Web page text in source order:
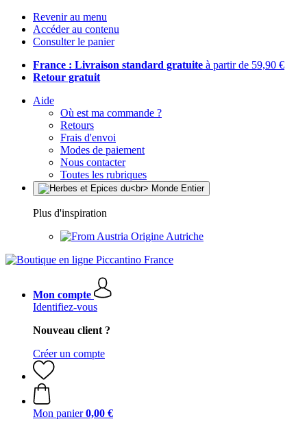
Revenir au menu
Accéder au contenu
Consulter le panier
France : Livraison standard gratuite à partir de 59,90 €
Retour gratuit
Aide
Où est ma commande ?
Retours
Frais d'envoi
Modes de paiement
Nous contacter
Toutes les rubriques
Plus d'inspiration
Origine Autriche
Mon compte
Identifiez-vous
Nouveau client ?
Créer un compte
Mon panier 0,00 €